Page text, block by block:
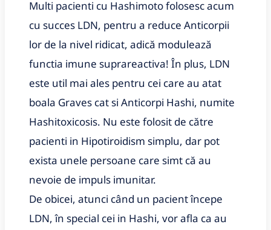
Multi pacienti cu Hashimoto folosesc acum
cu succes LDN, pentru a reduce Anticorpii
lor de la nivel ridicat, adică modulează
functia imune suprareactiva! În plus, LDN
este util mai ales pentru cei care au atat
boala Graves cat si Anticorpi Hashi, numite
Hashitoxicosis. Nu este folosit de către
pacienti in Hipotiroidism simplu, dar pot
exista unele persoane care simt că au
nevoie de impuls imunitar.
De obicei, atunci când un pacient începe
LDN, în special cei in Hashi, vor afla ca au